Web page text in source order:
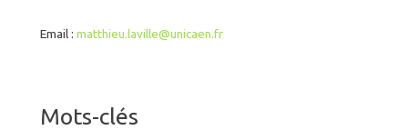
Email : matthieu.laville@unicaen.fr
Mots-clés